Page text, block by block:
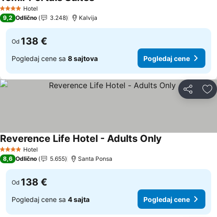
4 ZvezdiceHotel
Pogledaj cene
9,2 Odlično 3.248 Kalvija
Od 138 €
Pogledaj cene sa 8 sajtova Pogledaj cene
Deli
4 ZvezdiceHotel
Reverence Life Hotel - Adults Only
8,6 Odlično 5.655 Santa Ponsa
Od 138 €
Pogledaj cene sa 4 sajta Pogledaj cene